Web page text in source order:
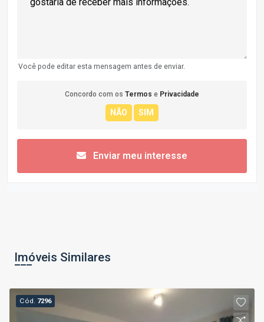
Você pode editar esta mensagem antes de enviar.
Concordo com os Termos e Privacidade
Enviar meu interesse
Imóveis Similares
Cód. 7296